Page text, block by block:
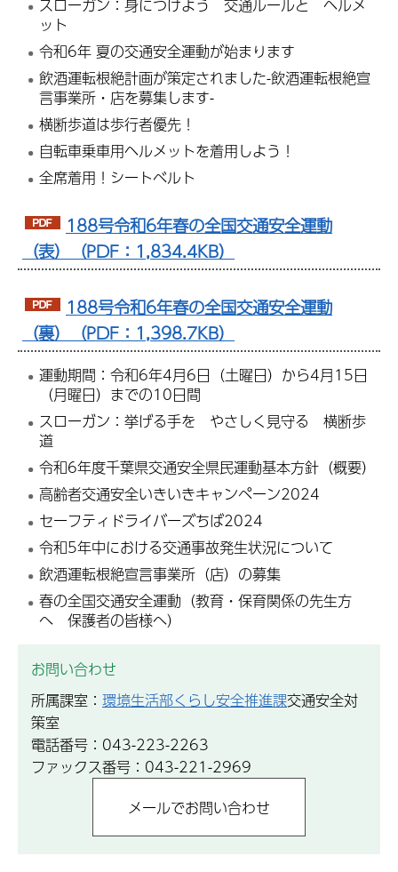
スローガン：身につけよう 交通ルールと ヘルメ
ット
令和6年 夏の交通安全運動が始まります
飲酒運転根絶計画が策定されました-飲酒運転根絶宣
言事業所・店を募集します-
横断歩道は歩行者優先！
自転車乗車用ヘルメットを着用しよう！
全席着用！シートベルト
188号令和6年春の全国交通安全運動
（表）（PDF：1,834.4KB）
188号令和6年春の全国交通安全運動
（裏）（PDF：1,398.7KB）
運動期間：令和6年4月6日（土曜日）から4月15日
（月曜日）までの10日間
スローガン：挙げる手を やさしく見守る 横断歩
道
令和6年度千葉県交通安全県民運動基本方針（概要）
高齢者交通安全いきいきキャンペーン2024
セーフティドライバーズちば2024
令和5年中における交通事故発生状況について
飲酒運転根絶宣言事業所（店）の募集
春の全国交通安全運動（教育・保育関係の先生方
へ 保護者の皆様へ）
お問い合わせ
所属課室： 環境生活部くらし安全推進課交通安全対
策室
電話番号：043-223-2263
ファックス番号：043-221-2969